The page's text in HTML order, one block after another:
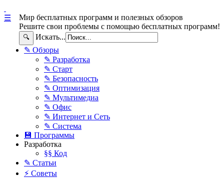
Мир бесплатных программ и полезных обзоров
Решите свои проблемы с помощью бесплатных программ!
🔍 Искать...
☰
✎ Обзоры
✎ Разработка
✎ Старт
✎ Безопасность
✎ Оптимизация
✎ Мультимедиа
✎ Офис
✎ Интернет и Сеть
✎ Система
💾 Программы
Разработка
§§ Код
✎ Статьи
⚡ Советы